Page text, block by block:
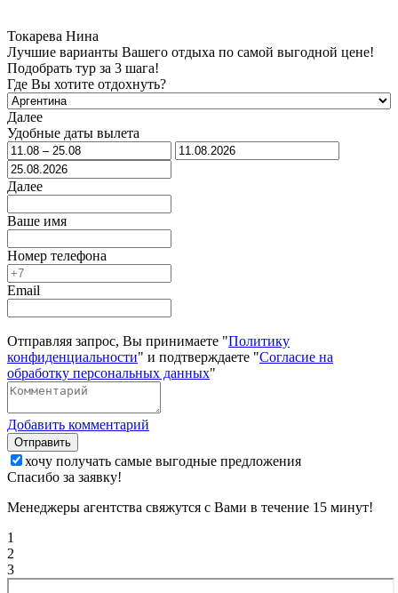
Токарева Нина
Лучшие варианты Вашего отдыха по самой выгодной цене!
Подобрать тур за 3 шага!
Где Вы хотите отдохнуть?
Далее
Удобные даты вылета
Далее
Ваше имя
Номер телефона
Email
Отправляя запрос, Вы принимаете "Политику
конфиденциальности" и подтверждаете "Согласие на
обработку персональных данных"
Добавить комментарий
Отправить
хочу получать самые выгодные предложения
Спасибо за заявку!
Менеджеры агентства свяжутся с Вами в течение 15 минут!
1
2
3